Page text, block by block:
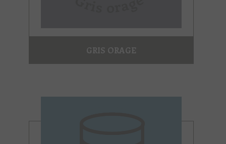
GRIS ORAGE